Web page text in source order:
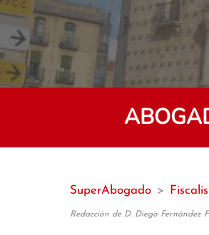
SuperAbogado >
Redacción de D. Diego Fernández